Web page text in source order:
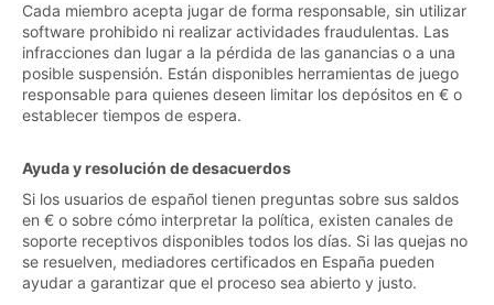
Cada miembro acepta jugar de forma responsable, sin utilizar
software prohibido ni realizar actividades fraudulentas. Las
infracciones dan lugar a la pérdida de las ganancias o a una
posible suspensión. Están disponibles herramientas de juego
responsable para quienes deseen limitar los depósitos en € o
establecer tiempos de espera.
Ayuda y resolución de desacuerdos
Si los usuarios de español tienen preguntas sobre sus saldos
en € o sobre cómo interpretar la política, existen canales de
soporte receptivos disponibles todos los días. Si las quejas no
se resuelven, mediadores certificados en España pueden
ayudar a garantizar que el proceso sea abierto y justo.